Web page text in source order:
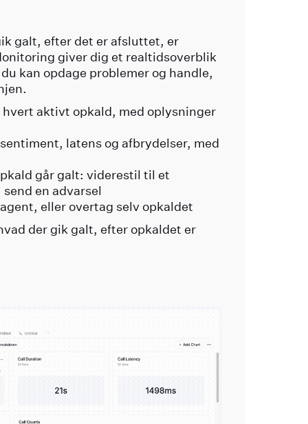
galt, efter det er afsluttet, er
giver dig et realtidsoverblik
kan opdage problemer og handle,
aktivt opkald, med oplysninger
latens og afbrydelser, med
går galt: viderestil til et
en advarsel
eller overtag selv opkaldet
der gik galt, efter opkaldet er